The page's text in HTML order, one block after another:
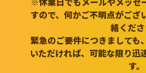
すので、何かご不明点がござ
絡くださ
緊急のご要件につきましても
いただければ、可能な限り迅
す。